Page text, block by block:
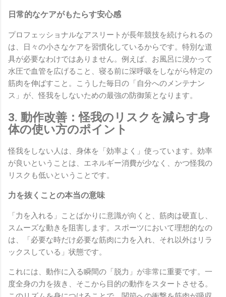
日常的なケアがもたらす安心感
プロフェッショナルなアスリートが長年競技を続けられるの
は、日々の小さなケアを習慣化しているからです。特別な道
具が必要なわけではありません。例えば、お風呂に浸かって
水圧で血管を広げること、寝る前に深呼吸をしながら特定の
筋肉を伸ばすこと。こうした毎日の「自分へのメンテナン
ス」が、怪我をしないための最強の防御策となります。
3. 動作改善：怪我のリスクを減らす身
体の使い方のポイント
怪我をしない人は、身体を「効率よく」使っています。効率
が良いということは、エネルギー消費が少なく、かつ怪我の
リスクも低いということです。
力を抜くことの本当の意味
「力を入れる」ことばかりに意識が向くと、筋肉は硬直し、
スムーズな動きを阻害します。スポーツにおいて理想的なの
は、「必要な時だけ必要な筋肉に力を入れ、それ以外はリラ
ックスしている」状態です。
これには、動作に入る瞬間の「脱力」が非常に重要です。一
度全身の力を抜き、そこから目的の動作をスタートさせる。